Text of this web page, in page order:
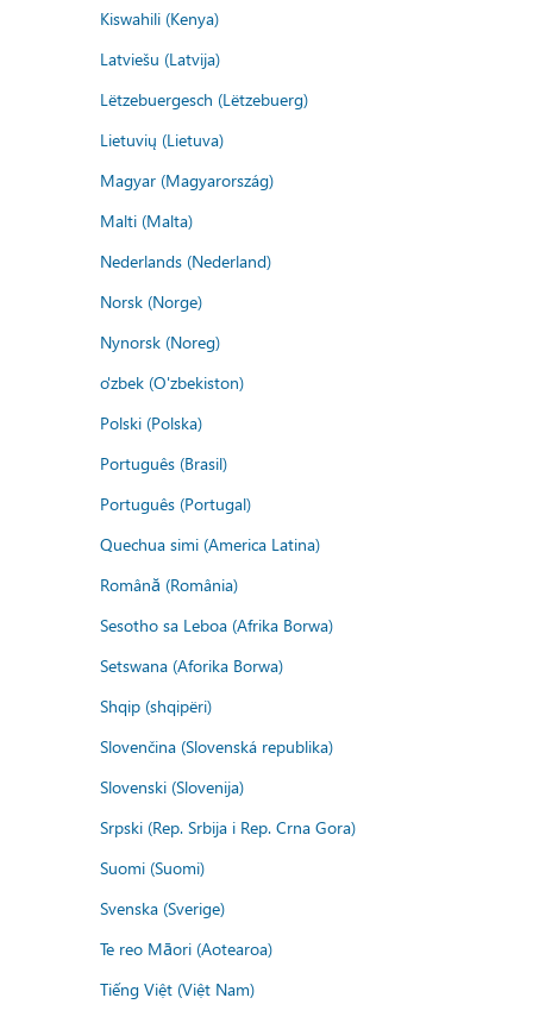
Kiswahili (Kenya)
Latviešu (Latvija)
Lëtzebuergesch (Lëtzebuerg)
Lietuvių (Lietuva)
Magyar (Magyarország)
Malti (Malta)
Nederlands (Nederland)
Norsk (Norge)
Nynorsk (Noreg)
o'zbek (O'zbekiston)
Polski (Polska)
Português (Brasil)
Português (Portugal)
Quechua simi (America Latina)
Română (România)
Sesotho sa Leboa (Afrika Borwa)
Setswana (Aforika Borwa)
Shqip (shqipëri)
Slovenčina (Slovenská republika)
Slovenski (Slovenija)
Srpski (Rep. Srbija i Rep. Crna Gora)
Suomi (Suomi)
Svenska (Sverige)
Te reo Māori (Aotearoa)
Tiếng Việt (Việt Nam)